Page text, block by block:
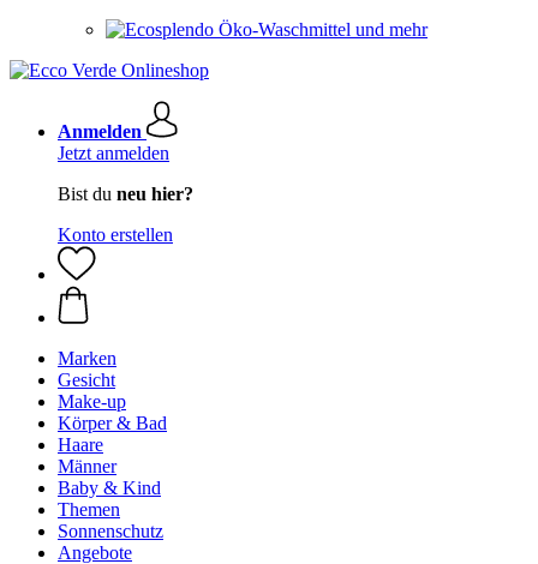
Öko-Waschmittel und mehr
Anmelden
Jetzt anmelden
Bist du neu hier?
Konto erstellen
Marken
Gesicht
Make-up
Körper & Bad
Haare
Männer
Baby & Kind
Themen
Sonnenschutz
Angebote